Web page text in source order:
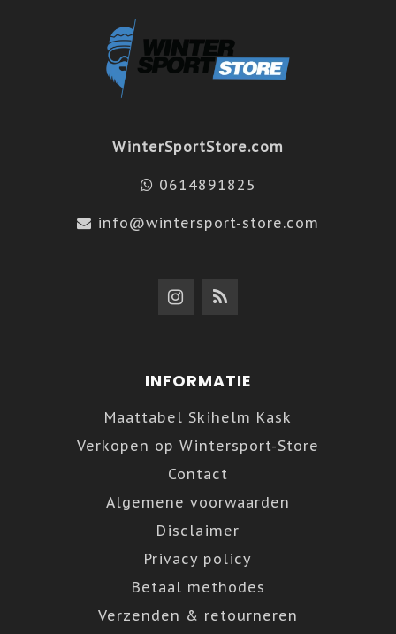
WinterSportStore.com
0614891825
info@wintersport-store.com
INFORMATIE
Maattabel Skihelm Kask
Verkopen op Wintersport-Store
Contact
Algemene voorwaarden
Disclaimer
Privacy policy
Betaal methodes
Verzenden & retourneren